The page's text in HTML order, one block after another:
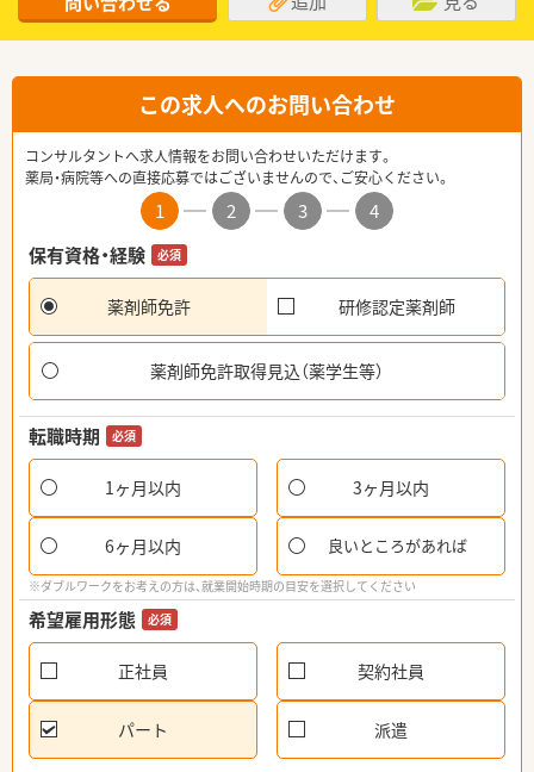
この求人へのお問い合わせ
コンサルタントへ求人情報をお問い合わせいただけます。
薬局・病院等への直接応募ではございませんので、ご安心ください。
1 2 3
4
保有資格・経験
必須
薬剤師免許 研修認定薬剤師
薬剤師免許取得見込（薬学生等）
転職時期 必須
1ヶ月以内 3ヶ月以内
6ヶ月以内 良いところがあれば
※ダブルワークをお考えの方は、就業開始時期の目安を選択してください
希望雇用形態 必須
正社員 契約社員
パート 派遣